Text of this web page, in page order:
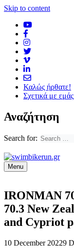
Skip to content
Καλώς ήρθατε!
Σχετικά με εμάς
Αναζήτηση
Search for:
Menu
IRONMAN
70.3 New
and Cypriot
10 December 20229